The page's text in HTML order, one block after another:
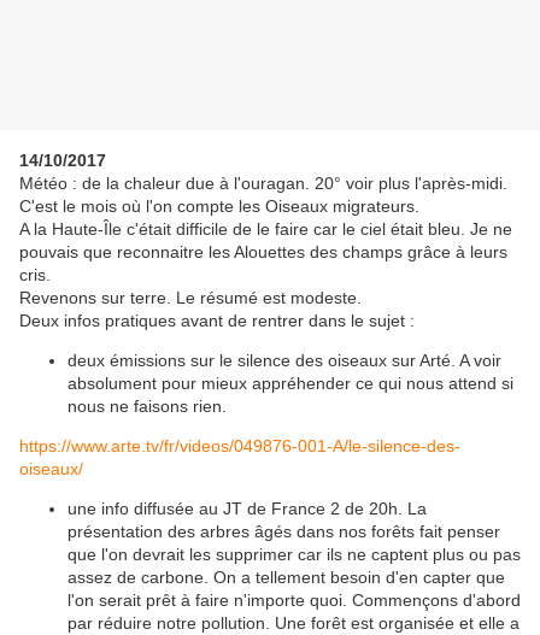
14/10/2017
Météo : de la chaleur due à l'ouragan. 20° voir plus l'après-midi.
C'est le mois où l'on compte les Oiseaux migrateurs.
A la Haute-Île c'était difficile de le faire car le ciel était bleu. Je ne
pouvais que reconnaitre les Alouettes des champs grâce à leurs
cris.
Revenons sur terre. Le résumé est modeste.
Deux infos pratiques avant de rentrer dans le sujet :
deux émissions sur le silence des oiseaux sur Arté. A voir
absolument pour mieux appréhender ce qui nous attend si
nous ne faisons rien.
https://www.arte.tv/fr/videos/049876-001-A/le-silence-des-
oiseaux/
une info diffusée au JT de France 2 de 20h. La
présentation des arbres âgés dans nos forêts fait penser
que l'on devrait les supprimer car ils ne captent plus ou pas
assez de carbone. On a tellement besoin d'en capter que
l'on serait prêt à faire n'importe quoi. Commençons d'abord
par réduire notre pollution. Une forêt est organisée et elle a